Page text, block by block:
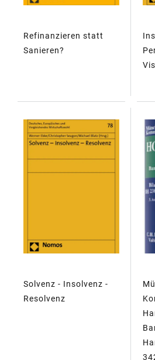
Refinanzieren statt
Sanieren?
Solvenz - Insolvenz -
Resolvenz